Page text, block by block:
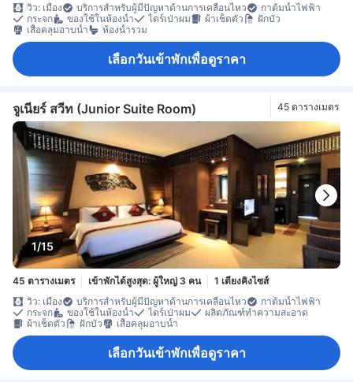
วิว: เมือง
บริการสำหรับผู้มีปัญหาด้านการเคลื่อนไหว
กาต้มน้ำไฟฟ้า
กระจก
ของใช้ในห้องน้ำ ไดร์เป่าผม ผ้าเช็ดตัว
ฝักบัว
เสื้อคลุมอาบน้ำ
ห้องน้ำรวม
เลือกวันเข้าพักเพื่อดูราคา
จูเนียร์ สวีท (Junior Suite Room) 45 ตารางเมตร
1/15
45 ตารางเมตร เข้าพักได้สูงสุด: ผู้ใหญ่ 3 คน
1 เตียงคิงไซส์
วิว: เมือง
บริการสำหรับผู้มีปัญหาด้านการเคลื่อนไหว
กาต้มน้ำไฟฟ้า
กระจก
ของใช้ในห้องน้ำ ไดร์เป่าผม
ผลิตภัณฑ์ทำความสะอาด
ผ้าเช็ดตัว
ฝักบัว เสื้อคลุมอาบน้ำ
เลือกวันเข้าพักเพื่อดูราคา